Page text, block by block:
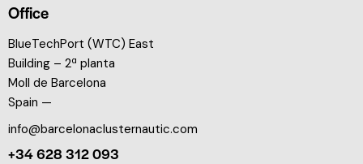
Office
BlueTechPort (WTC) East
Building – 2ª planta
Moll de Barcelona
Spain —
info@barcelonaclusternautic.com
+34 628 312 093